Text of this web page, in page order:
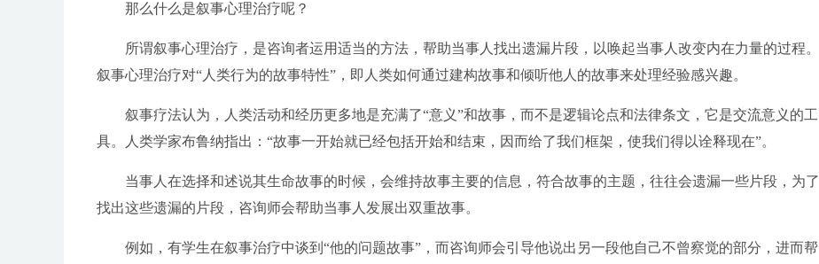
那么什么是叙事心理治疗呢？
所谓叙事心理治疗，是咨询者运用适当的方法，帮助当事人找出遗漏片段，以唤起当事人改变内在力量的过程。
叙事心理治疗对“人类行为的故事特性”，即人类如何通过建构故事和倾听他人的故事来处理经验感兴趣。
叙事疗法认为，人类活动和经历更多地是充满了“意义”和故事，而不是逻辑论点和法律条文，它是交流意义的工
具。人类学家布鲁纳指出：“故事一开始就已经包括开始和结束，因而给了我们框架，使我们得以诠释现在”。
当事人在选择和述说其生命故事的时候，会维持故事主要的信息，符合故事的主题，往往会遗漏一些片段，为了
找出这些遗漏的片段，咨询师会帮助当事人发展出双重故事。
例如，有学生在叙事治疗中谈到“他的问题故事”，而咨询师会引导他说出另一段他自己不曾察觉的部分，进而帮